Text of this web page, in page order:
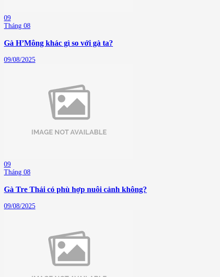
09
Tháng 08
Gà H’Mông khác gì so với gà ta?
09/08/2025
09
Tháng 08
Gà Tre Thái có phù hợp nuôi cảnh không?
09/08/2025